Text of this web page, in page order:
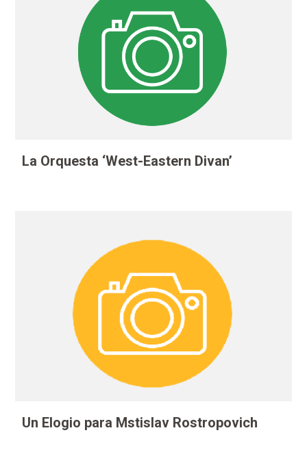
La Orquesta ‘West-Eastern Divan’
Un Elogio para Mstislav Rostropovich